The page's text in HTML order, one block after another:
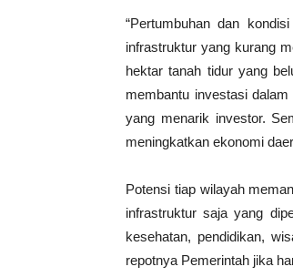
“Pertumbuhan dan
infrastruktur yang kurang
hektar tanah tidur yang
membantu investasi
yang menarik investor.
meningkatkan ekonomi
Potensi tiap wilayah
infrastruktur saja yang
kesehatan, pendidikan,
repotnya Pemerintah jika